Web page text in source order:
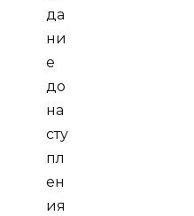
да
ни
е
до
на
сту
пл
ен
ия